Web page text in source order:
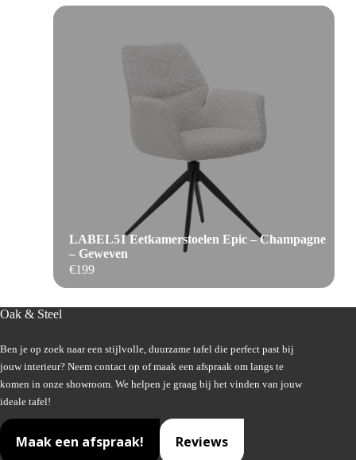
€199
LABEL51 Eetkamerstoelen Epic – Champagne
– Geweven
Oak & Steel
Ben je op zoek naar een stijlvolle, duurzame tafel die perfect past bij
jouw interieur? Neem contact op of maak een afspraak om langs te
komen in onze showroom. We helpen je graag bij het vinden van jouw
ideale tafel!
Maak een afspraak! Reviews